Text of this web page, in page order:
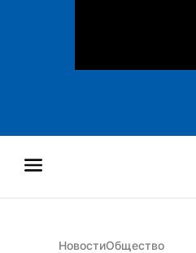
НовостиОбщество